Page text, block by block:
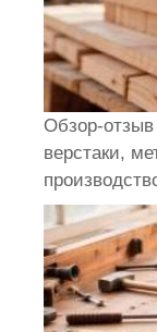
Обзор-
верстаки,